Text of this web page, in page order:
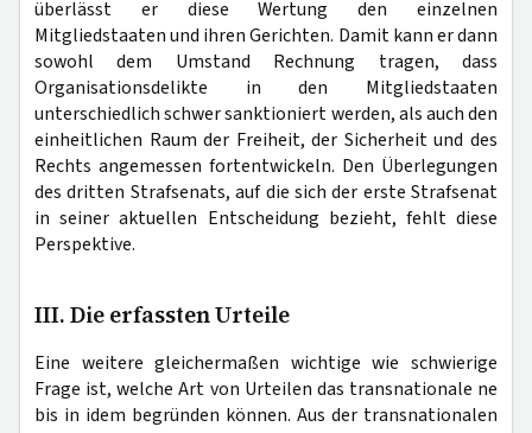
überlässt er diese Wertung den einzelnen
Mitgliedstaaten und ihren Gerichten. Damit kann er dann
sowohl dem Umstand Rechnung tragen, dass
Organisationsdelikte in den Mitgliedstaaten
unterschiedlich schwer sanktioniert werden, als auch den
einheitlichen Raum der Freiheit, der Sicherheit und des
Rechts angemessen fortentwickeln. Den Überlegungen
des dritten Strafsenats, auf die sich der erste Strafsenat
in seiner aktuellen Entscheidung bezieht, fehlt diese
Perspektive.
III. Die erfassten Urteile
Eine weitere gleichermaßen wichtige wie schwierige
Frage ist, welche Art von Urteilen das transnationale ne
bis in idem begründen können. Aus der transnationalen